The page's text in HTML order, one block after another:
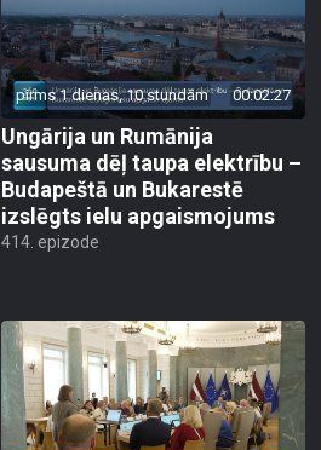
pirms 1 dienas, 10 stundām 00:02:27
Ungārija un Rumānija
sausuma dēļ taupa elektrību –
Budapeštā un Bukarestē
izslēgts ielu apgaismojums
414. epizode